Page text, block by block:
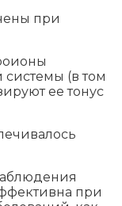
при
(в том
ее тонус
при